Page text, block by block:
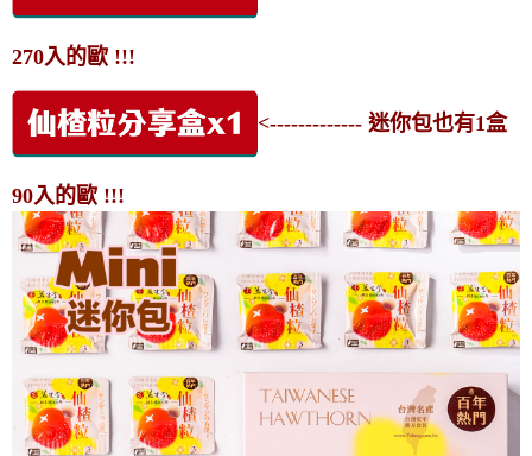
270入的歐 !!!
<------------- 迷你包也有1盒
90入的歐 !!!